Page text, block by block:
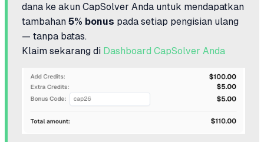
dana ke akun CapSolver Anda untuk mendapatkan
tambahan 5% bonus pada setiap pengisian ulang
— tanpa batas.
Klaim sekarang di Dashboard CapSolver Anda